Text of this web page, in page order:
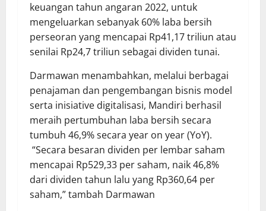
keuangan tahun angaran 2022, untuk
mengeluarkan sebanyak 60% laba bersih
perseoran yang mencapai Rp41,17 triliun atau
senilai Rp24,7 triliun sebagai dividen tunai.
Darmawan menambahkan, melalui berbagai
penajaman dan pengembangan bisnis model
serta inisiative digitalisasi, Mandiri berhasil
meraih pertumbuhan laba bersih secara
tumbuh 46,9% secara year on year (YoY).
“Secara besaran dividen per lembar saham
mencapai Rp529,33 per saham, naik 46,8%
dari dividen tahun lalu yang Rp360,64 per
saham,” tambah Darmawan